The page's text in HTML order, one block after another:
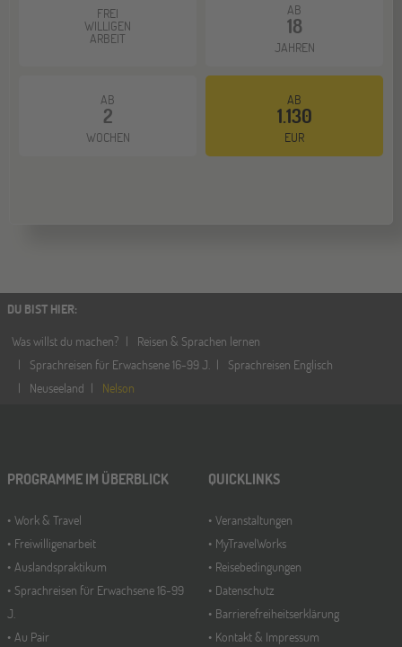
Jugendbildungsmesse JuBi
NOV Jugendbildungsmesse JuBi
FREI
WILLIGEN
ARBEIT
AB
18
JAHREN
AB
2
WOCHEN
AB
1.130
EUR
DU BIST HIER:
Was willst du machen?
Reisen & Sprachen lernen
Sprachreisen für Erwachsene 16-99 J.
Sprachreisen Englisch
Neuseeland
Nelson
PROGRAMME IM ÜBERBLICK
Work & Travel
Freiwilligenarbeit
Auslandspraktikum
Sprachreisen für Erwachsene 16-99
J.
Au Pair
QUICKLINKS
Veranstaltungen
MyTravelWorks
Reisebedingungen
Datenschutz
Barrierefreiheitserklärung
Kontakt & Impressum